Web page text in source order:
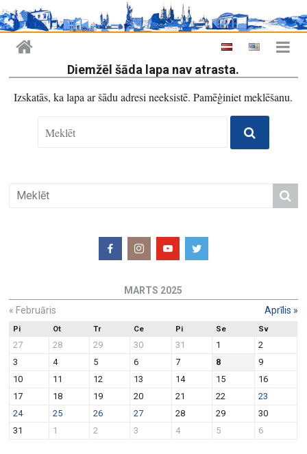
Diemžēl šāda lapa nav atrasta.
Izskatās, ka lapa ar šādu adresi neeksistē. Pamēģiniet meklēšanu.
MARTS 2025
« Februāris Aprīlis »
Pi Ot Tr Ce Pi Se Sv
27 28 29 30 31 1
2
3
4 5 6 7 8
9
10
11 12 13 14 15
16
17
18 19 20 21 22
23
24
25 26 27 28 29
30
31
1 2 3 4 5 6